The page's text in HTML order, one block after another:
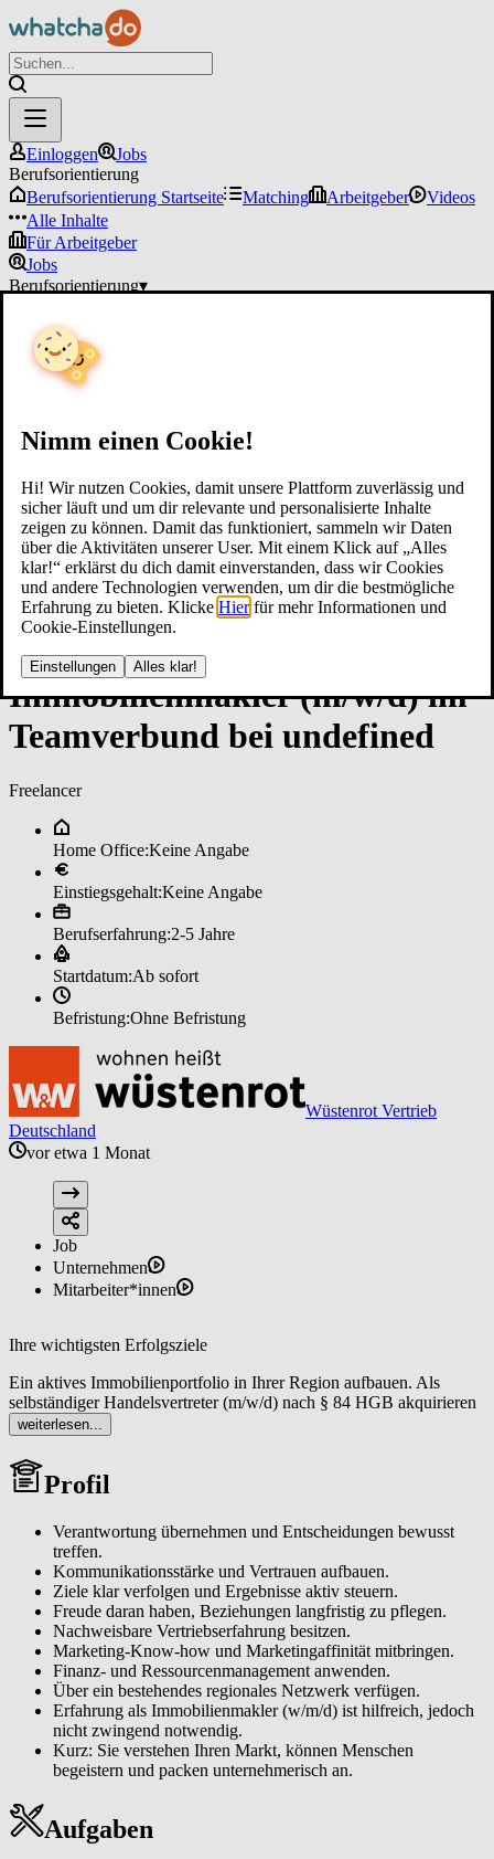
Nimm einen Cookie!
Hi! Wir nutzen Cookies, damit unsere Plattform zuverlässig und
sicher läuft und um dir relevante und personalisierte Inhalte
zeigen zu können. Damit das funktioniert, sammeln wir Daten
über die Aktivitäten unserer User. Mit einem Klick auf „Alles
klar!“ erklärst du dich damit einverstanden, dass wir Cookies
und andere Technologien verwenden, um dir die bestmögliche
Erfahrung zu bieten. Klicke Hier für mehr Informationen und
Cookie-Einstellungen.
Einstellungen Alles klar!
Einloggen
Jobs
Berufsorientierung
Berufsorientierung Startseite
Matching Arbeitgeber
Videos
Alle Inhalte
Für Arbeitgeber
Jobs
Berufsorientierung▾
Im­mo­bi­li­en­mak­ler (m/w/d) im
­Team­ver­bun­d bei un­de­fi­ned
Freelancer
Home Office:Keine Angabe
Einstiegsgehalt:Keine Angabe
Berufserfahrung:2-5 Jahre
Startdatum:Ab sofort
Befristung:Ohne Befristung
Wüstenrot Vertrieb
Deutschland
vor etwa 1 Monat
Job
Unternehmen
Mitarbeiter*innen
Ihre wichtigsten Erfolgsziele
Ein aktives Immobilienportfolio in Ihrer Region aufbauen. Als
selbständiger Handelsvertreter (m/w/d) nach § 84 HGB akquirieren
Sie regelmäßig neue Objekte sowie Interessentinnen und
Interessenten mit dem Ergebnis einer stabilen Pipeline an
Vermittlungsmandaten, die planbare Umsätze ermöglicht.
Eigentümerinnen und Eigentümer sowie Interessentinnen und
führen. Von der normierten Immobilienbewertung über individuelle
Vermarktungskonzepte bis zur Vertragsunterzeichnung generieren
Sie eine hohe Kundenzufriedenheit, Wiederempfehlungen und
erfolgreiche Vermittlungen.
Als lokaler Immobilienexperte (m/w/d) sichtbar werden. Sie
analysieren Ihren Markt, erkennen Chancen frühzeitig und
entwickeln eigene Marketingmaßnahmen, die Sie in Ihrer Region
eindeutig positionieren, um eine spürbare Reichweite und ein
wachsendes Standing als verlässliche Ansprechperson zu erreichen.
Ein tragfähiges Netzwerk aufbauen und pflegen. Sie erschließen das
W&W Netzwerk und etablieren ein persönliches Partnernetzwerk
Tippgebern, Dienstleisterinnen und Dienstleistern und lokalen
Kontakten, das Ihr Geschäft langfristig trägt.
weiterlesen...
Profil
Verantwortung übernehmen und Entscheidungen bewusst
treffen.
Kommunikationsstärke und Vertrauen aufbauen.
Ziele klar verfolgen und Ergebnisse aktiv steuern.
Freude daran haben, Beziehungen langfristig zu pflegen.
Nachweisbare Vertriebserfahrung besitzen.
Marketing-Know-how und Marketingaffinität mitbringen.
Finanz- und Ressourcenmanagement anwenden.
Über ein bestehendes regionales Netzwerk verfügen.
Erfahrung als Immobilienmakler (w/m/d) ist hilfreich, jedoch
nicht zwingend notwendig.
Kurz: Sie verstehen Ihren Markt, können Menschen
begeistern und packen unternehmerisch an.
Aufgaben